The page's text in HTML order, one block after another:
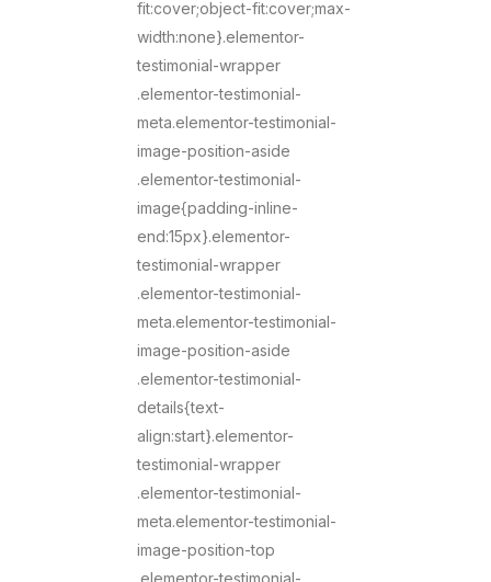
fit:cover;object-fit:cover;max-
width:none}.elementor-
testimonial-wrapper
.elementor-testimonial-
meta.elementor-testimonial-
image-position-aside
.elementor-testimonial-
image{padding-inline-
end:15px}.elementor-
testimonial-wrapper
.elementor-testimonial-
meta.elementor-testimonial-
image-position-aside
.elementor-testimonial-
details{text-
align:start}.elementor-
testimonial-wrapper
.elementor-testimonial-
meta.elementor-testimonial-
image-position-top